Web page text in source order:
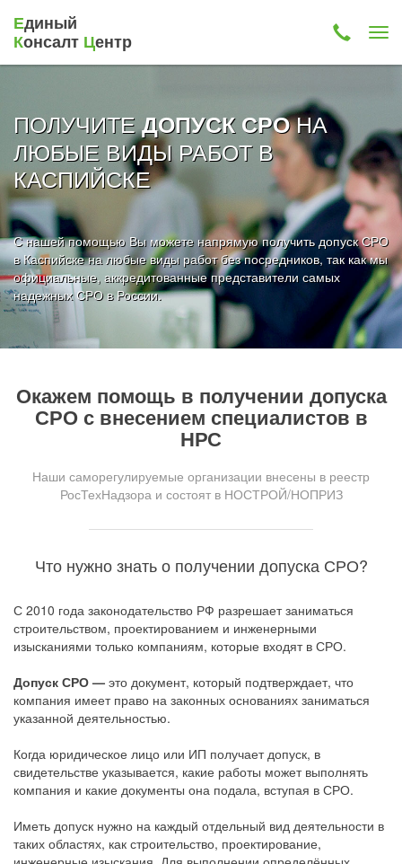
Единый
Консалт Центр
ПОЛУЧИТЕДОПУСК СРОНА
ЛЮБЫЕ ВИДЫ РАБОТ В
КАСПИЙСКЕ
С нашей помощью Вы можете напрямую получить допуск СРО
в Каспийске на любые виды работ без посредников, так как мы
официальные, аккредитованные представители самых
надежных СРО в России.
Окажем помощь в получении допуска
СРО с внесением специалистов в
НРС
Наши саморегулируемые организации внесены в реестр
РосТехНадзора и состоят в НОСТРОЙ/НОПРИЗ
Что нужно знать о получении допуска СРО?
С 2010 года законодательство РФ разрешает заниматься
строительством, проектированием и инженерными
изысканиями только компаниям, которые входят в СРО.
Допуск СРО — это документ, который подтверждает, что
компания имеет право на законных основаниях заниматься
указанной деятельностью.
Когда юридическое лицо или ИП получает допуск, в
свидетельстве указывается, какие работы может выполнять
компания и какие документы она подала, вступая в СРО.
Иметь допуск нужно на каждый отдельный вид деятельности в
таких областях, как строительство, проектирование,